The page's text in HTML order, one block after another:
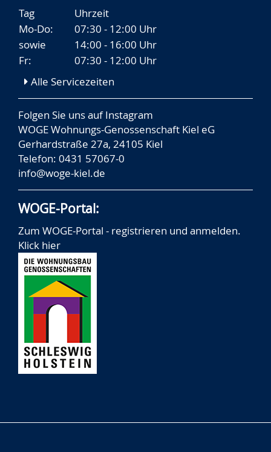
Tag
Uhrzeit
Mo-Do:
07:30 - 12:00 Uhr
sowie
14:00 - 16:00 Uhr
Fr:
07:30 - 12:00 Uhr
Alle Servicezeiten
Folgen Sie uns aufInstagram
WOGE Wohnungs-Genossenschaft Kiel eG
Gerhardstraße 27a, 24105 Kiel
Telefon: 0431 57067-0
info@woge-kiel.de
WOGE-Portal:
Zum WOGE-Portal - registrieren und anmelden.
Klick hier